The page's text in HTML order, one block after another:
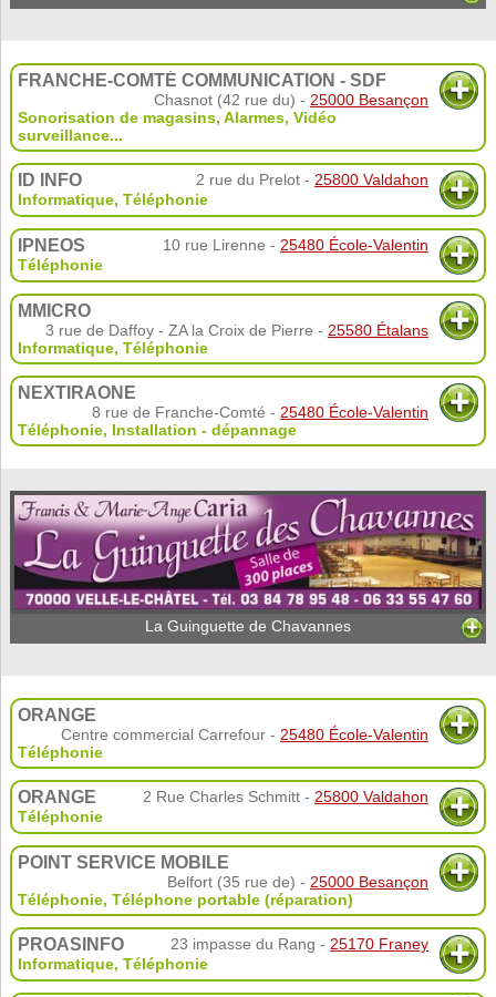
FRANCHE-COMTÉ COMMUNICATION - SDF
Chasnot (42 rue du) - 25000 Besançon
Sonorisation de magasins, Alarmes, Vidéo
surveillance...
ID INFO 2 rue du Prelot - 25800 Valdahon
Informatique, Téléphonie
IPNEOS 10 rue Lirenne - 25480 École-Valentin
Téléphonie
MMICRO
3 rue de Daffoy - ZA la Croix de Pierre - 25580 Étalans
Informatique, Téléphonie
NEXTIRAONE
8 rue de Franche-Comté - 25480 École-Valentin
Téléphonie, Installation - dépannage
La Guinguette de Chavannes
ORANGE
Centre commercial Carrefour - 25480 École-Valentin
Téléphonie
ORANGE 2 Rue Charles Schmitt - 25800 Valdahon
Téléphonie
POINT SERVICE MOBILE
Belfort (35 rue de) - 25000 Besançon
Téléphonie, Téléphone portable (réparation)
PROASINFO 23 impasse du Rang - 25170 Franey
Informatique, Téléphonie